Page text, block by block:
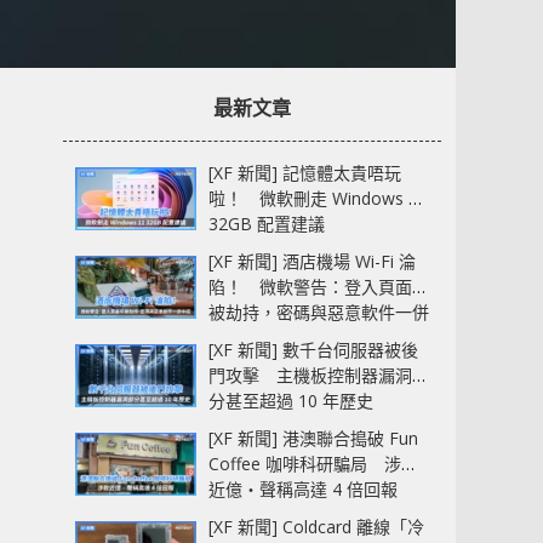
最新文章
[XF 新聞] 記憶體太貴唔玩
啦！ 微軟刪走 Windows 11
32GB 配置建議
[XF 新聞] 酒店機場 Wi-Fi 淪
陷！ 微軟警告：登入頁面可
被劫持，密碼與惡意軟件一併
中招
[XF 新聞] 數千台伺服器被後
門攻擊 主機板控制器漏洞部
分甚至超過 10 年歷史
[XF 新聞] 港澳聯合搗破 Fun
Coffee 咖啡科研騙局 涉款
近億‧聲稱高達 4 倍回報
[XF 新聞] Coldcard 離線「冷